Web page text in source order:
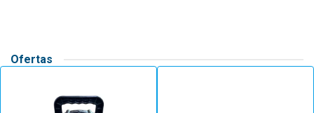
Ofertas